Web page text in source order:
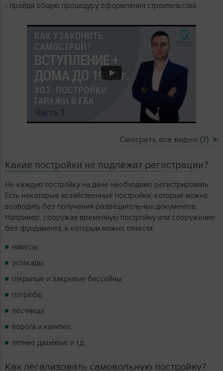
- пройдя общую процедуру оформления строительства.
Смотреть все видео (7)
Какие постройки не подлежат регистрации?
Не каждую постройку на даче необходимо регистрировать.
Есть некоторые хозяйственные постройки, которые можно
возводить без получения разрешительных документов.
Например, сооружая временную постройку или сооружение
без фундамента, к которым можно отнести:
навесы;
эстакады;
открытые и закрытые бассейны;
погреба;
лестницы;
ворота и калитки;
летние душевые и т.д.
Как легализовать самовольную постройку?